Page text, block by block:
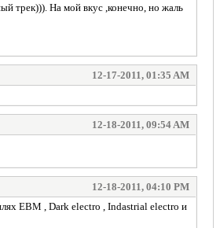
трек))). На мой вкус ,конечно, но жаль
12-17-2011, 01:35 AM
12-18-2011, 09:54 AM
12-18-2011, 04:10 PM
ЕВM , Dark electro , Indastrial electro и